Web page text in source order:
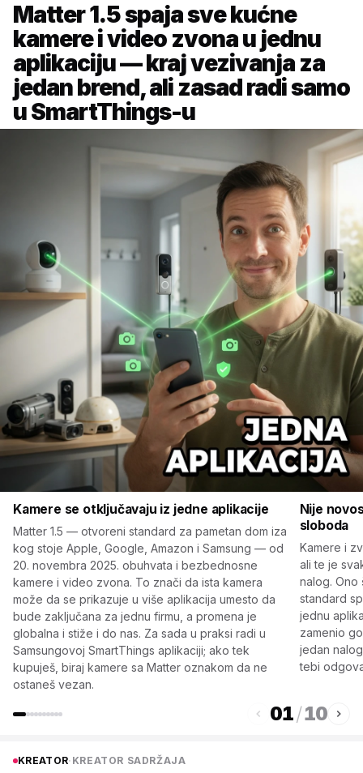
Matter 1.5 spaja sve kućne
kamere i video zvona u jednu
aplikaciju — kraj vezivanja za
jedan brend, ali zasad radi samo
u SmartThings-u
Kamere se otključavaju iz jedne aplikacije
Matter 1.5 — otvoreni standard za pametan dom iza
kog stoje Apple, Google, Amazon i Samsung — od
20. novembra 2025. obuhvata i bezbednosne
kamere i video zvona. To znači da ista kamera
može da se prikazuje u više aplikacija umesto da
bude zaključana za jednu firmu, a promena je
globalna i stiže i do nas. Za sada u praksi radi u
Samsungovoj SmartThings aplikaciji; ako tek
kupuješ, biraj kamere sa Matter oznakom da ne
ostaneš vezan.
Nije
sloboda
Kamere i
ali te je
nalog. Ono
standard
jednu
zamenio
jedan
tebi
01/10
KREATOR· KREATOR SADRŽAJA